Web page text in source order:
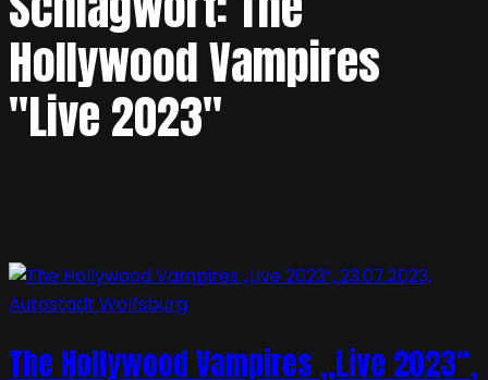
Hollywood Vampires
"Live 2023"
The Hollywood Vampires „Live 2023“,